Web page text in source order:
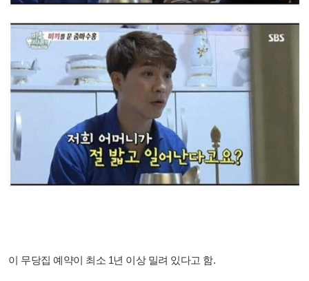
이 무당집 예약이 최소 1년 이상 밀려 있다고 함.